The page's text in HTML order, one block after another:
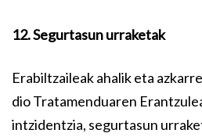
12. Segurtasun urraketak
Erabiltzaileak ahalik eta
dio Tratamenduaren
intzidentzia, segurtasun